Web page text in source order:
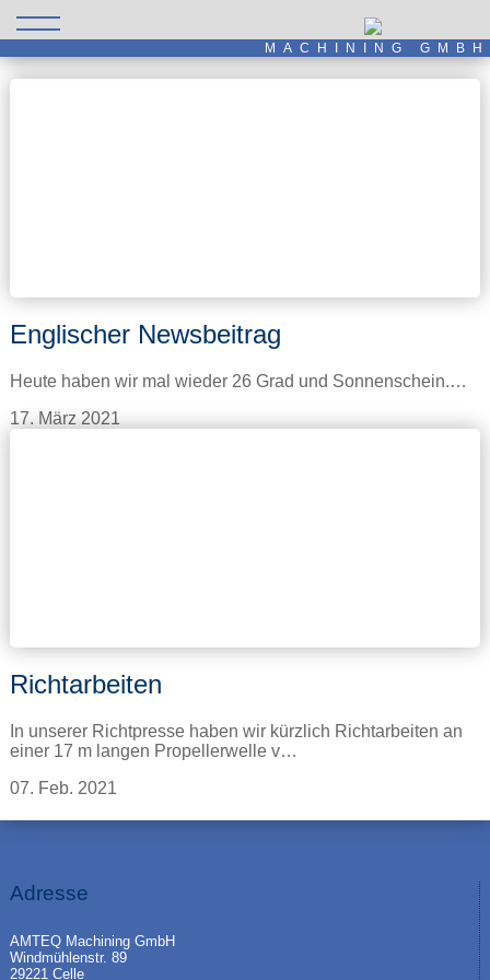
MACHINING GMBH
Englischer Newsbeitrag
Heute haben wir mal wieder 26 Grad und Sonnenschein.…
17. März 2021
Richtarbeiten
In unserer Richtpresse haben wir kürzlich Richtarbeiten an
einer 17 m langen Propellerwelle v…
07. Feb. 2021
Adresse
AMTEQ Machining GmbH
Windmühlenstr. 89
29221 Celle